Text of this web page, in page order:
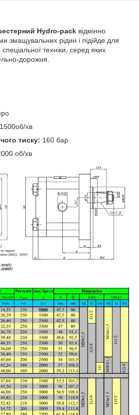
Hydro-pack відмінно
змащувальних рідин і підійде для
техніки, серед яких
дорожня.
хв
тиску: 160 бар
об/хв